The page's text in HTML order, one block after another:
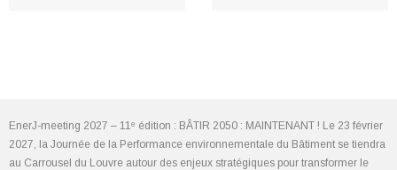
EnerJ-meeting 2027 – 11ᵉ édition : BÂTIR 2050 : MAINTENANT ! Le 23 février
2027, la Journée de la Performance environnementale du Bâtiment se tiendra
au Carrousel du Louvre autour des enjeux stratégiques pour transformer le